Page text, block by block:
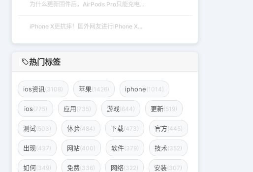
为什么更新固件后，AirPods Pro只能充电...
iPhone X更抗摔！国外网友进行iPhone X...
热门标签
ios资讯 (3108) 苹果(1426) iphone(1014)
ios(775) 应用(735) 游戏(644) 更新(519)
测试(503) 体验(484) 下载(473) 官方(445)
出现(437) 网站(400) 软件(379) 技术(352)
如何(349) 免费(336) 网络(322) 安装(307)